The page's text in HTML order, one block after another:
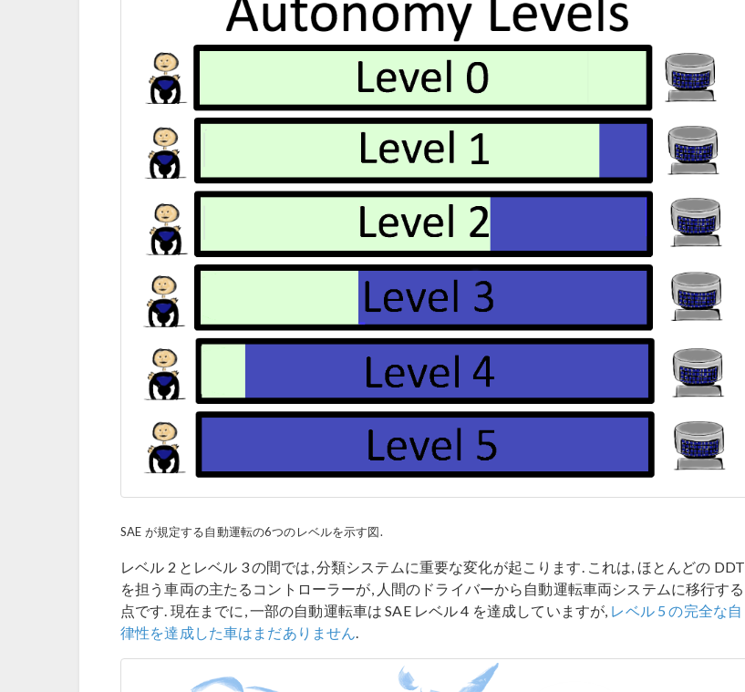
SAE が規定する自動運転の6つのレベルを示す図.
レベル 2 とレベル 3 の間では, 分類システムに重要な変化が起こります. これは, ほとんどの DDT
を担う車両の主たるコントローラーが, 人間のドライバーから自動運転車両システムに移行する
点です. 現在までに, 一部の自動運転車は SAE レベル 4 を達成していますが, レベル 5 の完全な自
律性を達成した車はまだありません.